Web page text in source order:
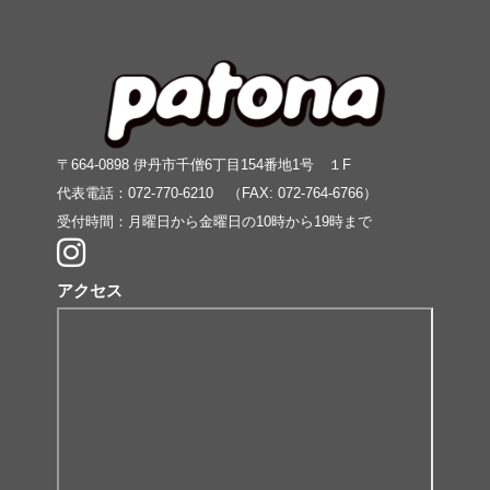
〒664-0898 伊丹市千僧6丁目154番地1号 １F
代表電話：072-770-6210 （FAX: 072-764-6766）
受付時間：月曜日から金曜日の10時から19時まで
アクセス